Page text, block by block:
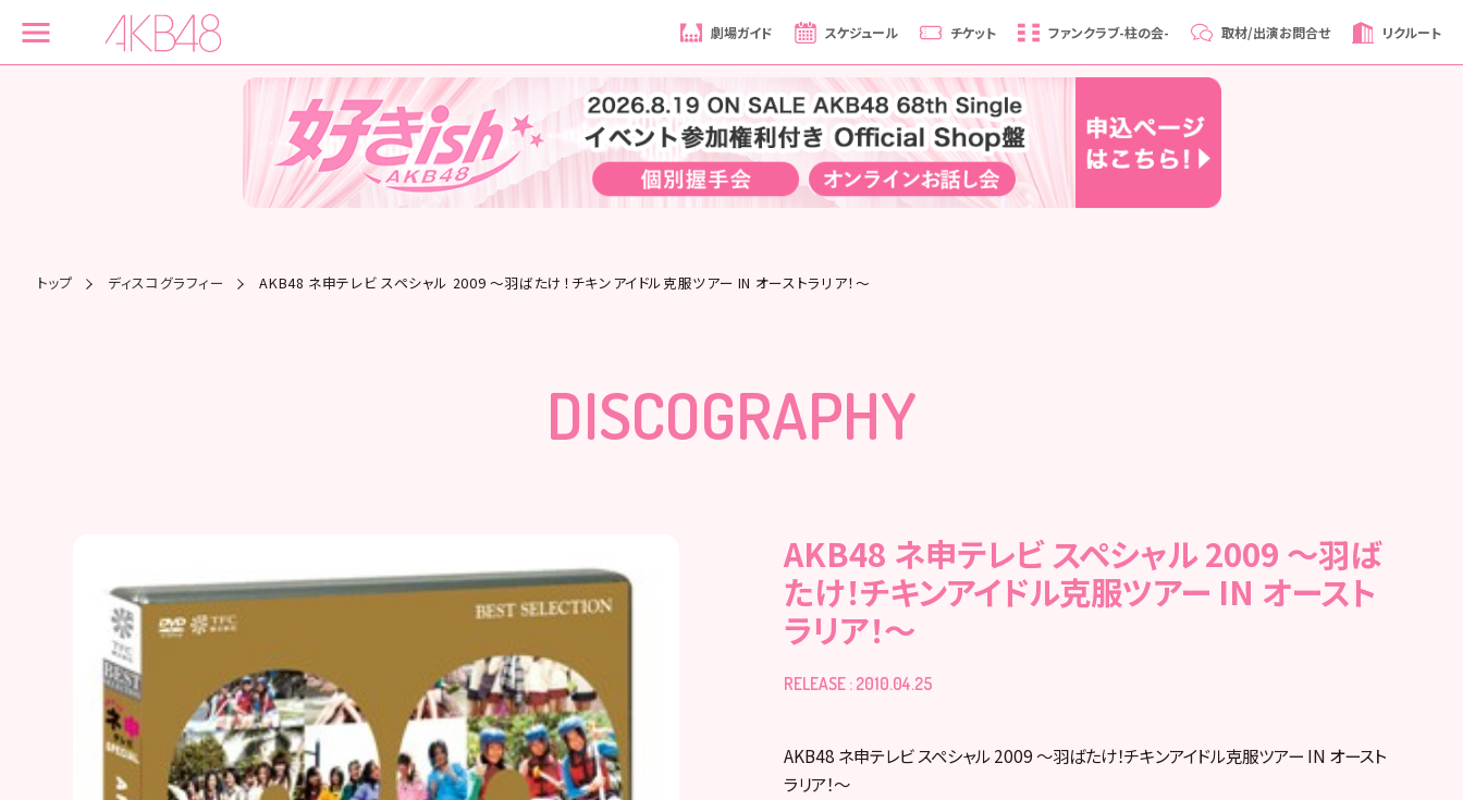
劇場ガイド スケジュール チケット ファンクラブ-柱の会- 取材/出演お問合せ リクルート
トップ ディスコグラフィー AKB48 ネ申テレビ スペシャル 2009 ～羽ばたけ！チキンアイドル克服ツアー IN オーストラリア！～
DISCOGRAPHY
AKB48 ネ申テレビ スペシャル 2009 ～羽ば
たけ！チキンアイドル克服ツアー IN オースト
ラリア！～
RELEASE : 2010.04.25
AKB48 ネ申テレビ スペシャル 2009 ～羽ばたけ！チキンアイドル克服ツアー IN オースト
ラリア！～